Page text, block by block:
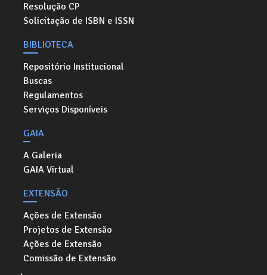
Resolução CP
Solicitação de ISBN e ISSN
BIBLIOTECA
Repositório Institucional
Buscas
Regulamentos
Serviços Disponíveis
GAIA
A Galeria
GAIA Virtual
EXTENSÃO
Ações de Extensão
Projetos de Extensão
Ações de Extensão
Comissão de Extensão